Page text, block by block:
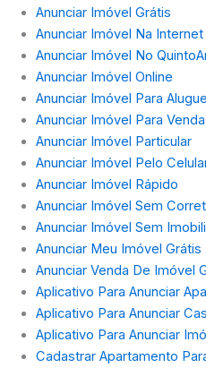
Anunciar Imóvel Grátis
Anunciar Imóvel Na Internet
Anunciar Imóvel No
Anunciar Imóvel Online
Anunciar Imóvel Para
Anunciar Imóvel Para Venda
Anunciar Imóvel Particular
Anunciar Imóvel Pelo
Anunciar Imóvel Rápido
Anunciar Imóvel Sem
Anunciar Imóvel Sem
Anunciar Meu Imóvel Grátis
Anunciar Venda De Imóvel
Aplicativo Para Anunciar
Aplicativo Para Anunciar
Aplicativo Para Anunciar
Cadastrar Apartamento